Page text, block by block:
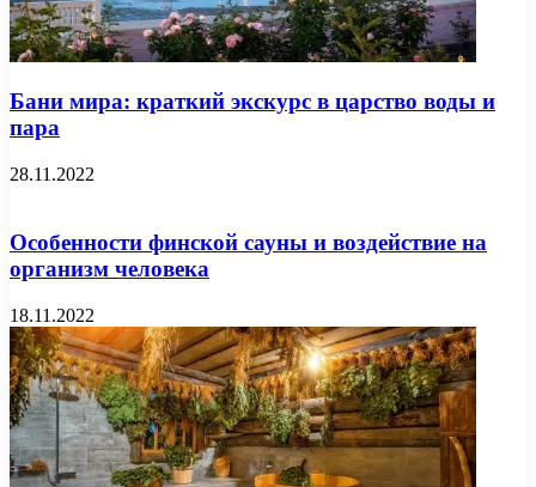
Бани мира: краткий экскурс в царство воды и
пара
28.11.2022
Особенности финской сауны и воздействие на
организм человека
18.11.2022